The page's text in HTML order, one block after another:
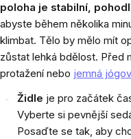
poloha je stabilní,
abyste během několika
klimbat. Tělo by mělo mít
zůstat lehká bdělost. Před
protažení nebo jemná
Židle je pro začátek
Vyberte si pevnější
Posaďte se tak, aby